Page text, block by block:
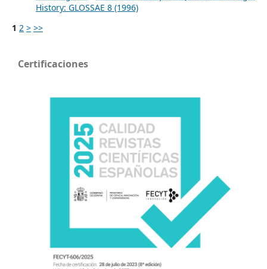
History: GLOSSAE 8 (1996)
1 2 > >>
Certificaciones